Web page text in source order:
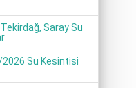
Saray Su
Su Kesintisi